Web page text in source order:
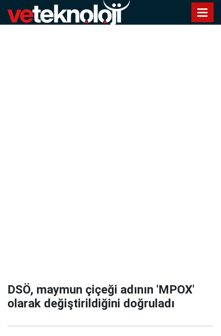
DSÖ, maymun çiçeği adının 'MPOX'
olarak değiştirildiğini doğruladı